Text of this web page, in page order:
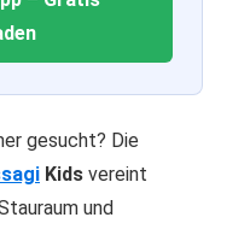
gesucht? Die
Kids vereint
und